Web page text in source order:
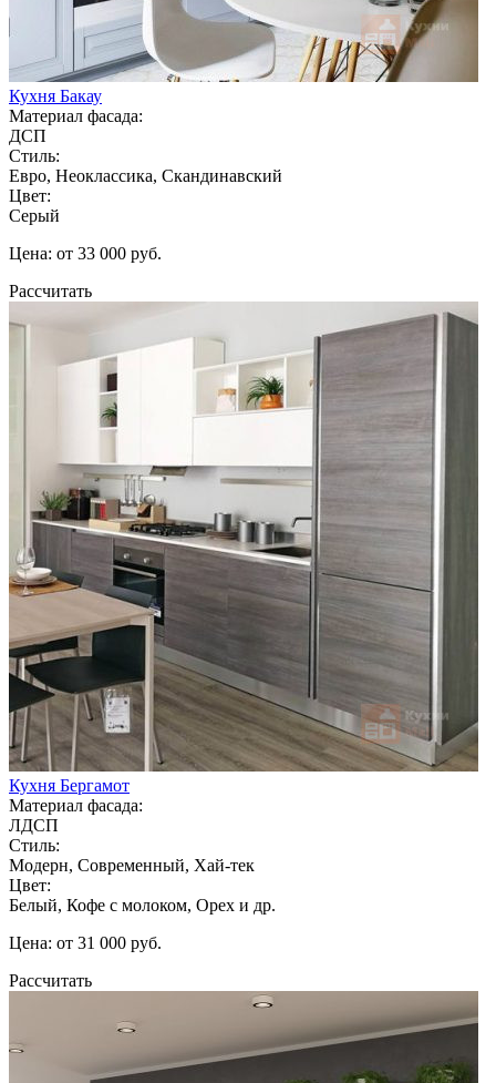
Кухня Бакау
Материал фасада:
ДСП
Стиль:
Евро, Неоклассика, Скандинавский
Цвет:
Серый
Цена: от 33 000 руб.
Рассчитать
Кухня Бергамот
Материал фасада:
ЛДСП
Стиль:
Модерн, Современный, Хай-тек
Цвет:
Белый, Кофе с молоком, Орех и др.
Цена: от 31 000 руб.
Рассчитать